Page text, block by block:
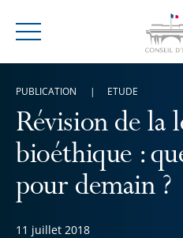
Menu
Révision de la
bioéthique :
pour demain ?
11 juillet 2018
PUBLICATION ETUDE